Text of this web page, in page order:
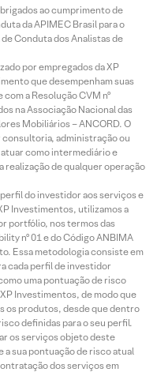
ao cumprimento de
da APIMEC Brasil para o
Conduta dos Analistas de
por empregados da XP
que desempenham suas
a Resolução CVM nº
na Associação Nacional das
Mobiliários – ANCORD. O
administração ou
como intermediário e
realização de qualquer operação
do investidor aos serviços e
Investimentos, utilizamos a
portfólio, nos termos das
nº 01 e do Código ANBIMA
Essa metodologia consiste em
cada perfil de investidor
uma pontuação de risco
Investimentos, de modo que
os produtos, desde que dentro
definidas para o seu perfil.
os serviços objeto deste
sua pontuação de risco atual
dos serviços em